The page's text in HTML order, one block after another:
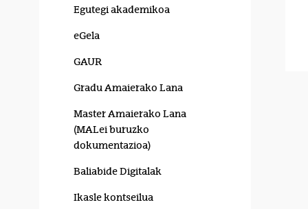
Egutegi akademikoa
eGela
GAUR
Gradu Amaierako Lana
Master Amaierako Lana
(MALei buruzko
dokumentazioa)
Baliabide Digitalak
Ikasle kontseilua